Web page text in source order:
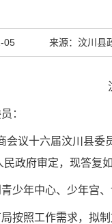
05 来源：汶川县
：
议十六届汶川县委
政府审定，现答复
少年中心、少年宫
按照工作需求，拟